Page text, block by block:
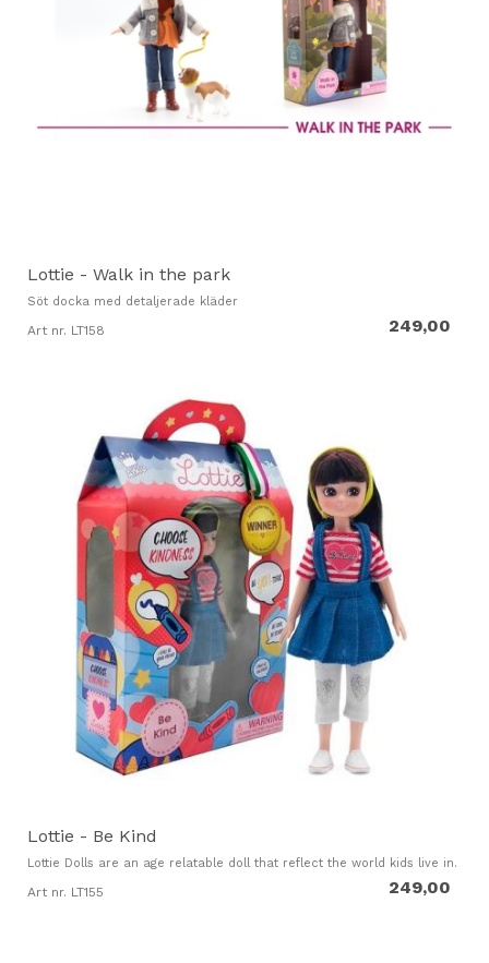
Lottie - Walk in the park
Söt docka med detaljerade kläder
Art nr. LT158 249,00
Lottie - Be Kind
Lottie Dolls are an age relatable doll that reflect the world kids live in.
Art nr. LT155 249,00